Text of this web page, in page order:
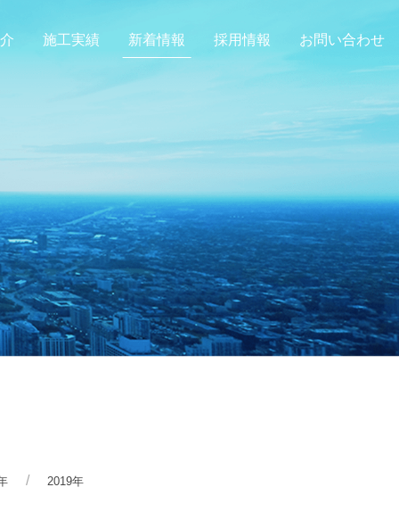
施工実績 新着情報 採用情報 お問い合わせ
2019年